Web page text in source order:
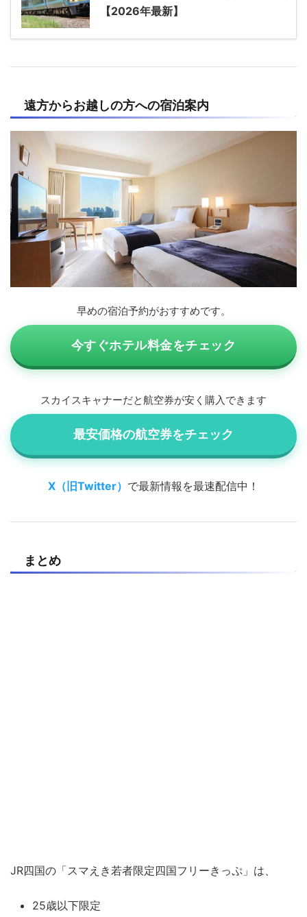
【2026年最新】
遠方からお越しの方への宿泊案内
早めの宿泊予約がおすすめです。
今すぐホテル料金をチェック
スカイスキャナーだと航空券が安く購入できます
最安価格の航空券をチェック
X（旧Twitter） で最新情報を最速配信中！
まとめ
JR四国の「スマえき若者限定四国フリーきっぷ」は、
25歳以下限定